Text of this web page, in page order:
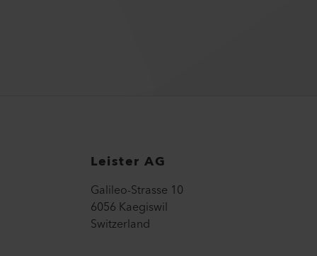
Leister AG
Galileo-Strasse 10
6056 Kaegiswil
Switzerland